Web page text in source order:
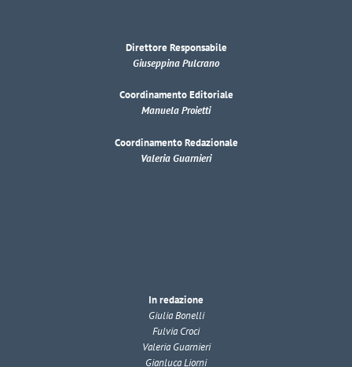
Direttore Responsabile
Giuseppina Pulcrano
Coordinamento Editoriale
Manuela Proietti
Coordinamento Redazionale
Valeria Guarnieri
In redazione
Giulia Bonelli
Fulvia Croci
Valeria Guarnieri
Gianluca Liorni